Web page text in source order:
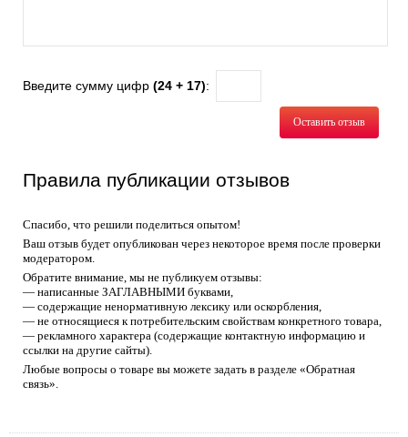
Введите сумму цифр (24 + 17):
Оставить отзыв
Правила публикации отзывов
Спасибо, что решили поделиться опытом!
Ваш отзыв будет опубликован через некоторое время после проверки
модератором.
Обратите внимание, мы не публикуем отзывы:
— написанные ЗАГЛАВНЫМИ буквами,
— содержащие ненормативную лексику или оскорбления,
— не относящиеся к потребительским свойствам конкретного товара,
— рекламного характера (содержащие контактную информацию и
ссылки на другие сайты).
Любые вопросы о товаре вы можете задать в разделе «Обратная
связь».